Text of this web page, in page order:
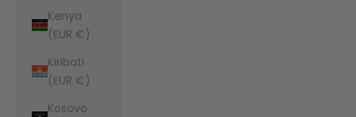
Kenya
(EUR €)
Kiribati
(EUR €)
Kosovo